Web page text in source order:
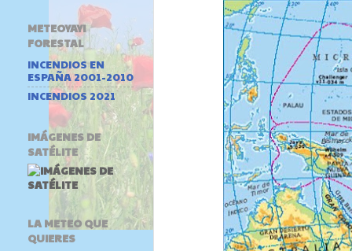
METEOYAYI
FORESTAL
INCENDIOS EN
ESPAÑA 2001-2010
INCENDIOS 2021
IMÁGENES DE
SATÉLITE
LA METEO QUE
QUIERES